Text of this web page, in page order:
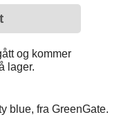
og kommer
lager.
blue, fra GreenGate.